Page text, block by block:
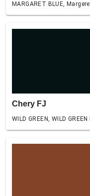
MARGARET BLUE,
Chery FJ
WILD GREEN, WILD GREEN